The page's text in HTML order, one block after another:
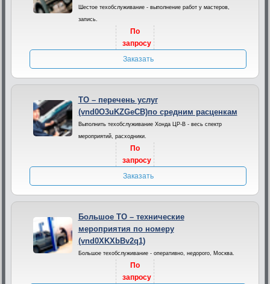
Шестое техобслуживание - выполнение работ у мастеров,
запись.
По
запросу
Заказать
ТО – перечень услуг
(vnd0O3uKZGeCB)по средним расценкам
Выполнить техобслуживание Хонда ЦР-В - весь спектр
мероприятий, расходники.
По
запросу
Заказать
Большое ТО – технические
мероприятия по номеру
(vnd0XKXbBv2q1)
Большое техобслуживание - оперативно, недорого, Москва.
По
запросу